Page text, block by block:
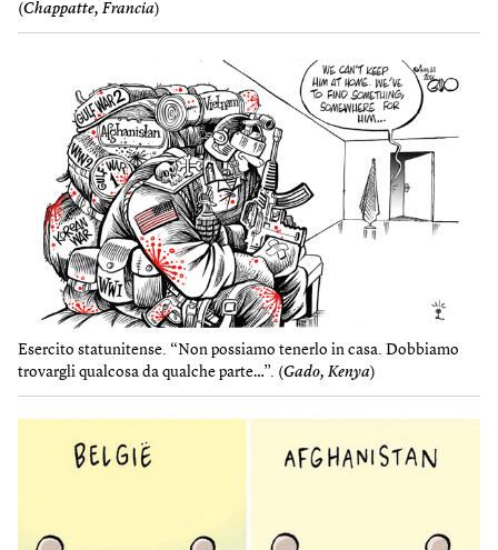
(Chappatte, Francia)
Esercito statunitense. “Non possiamo tenerlo in casa. Dobbiamo
trovargli qualcosa da qualche parte…”. (Gado, Kenya)